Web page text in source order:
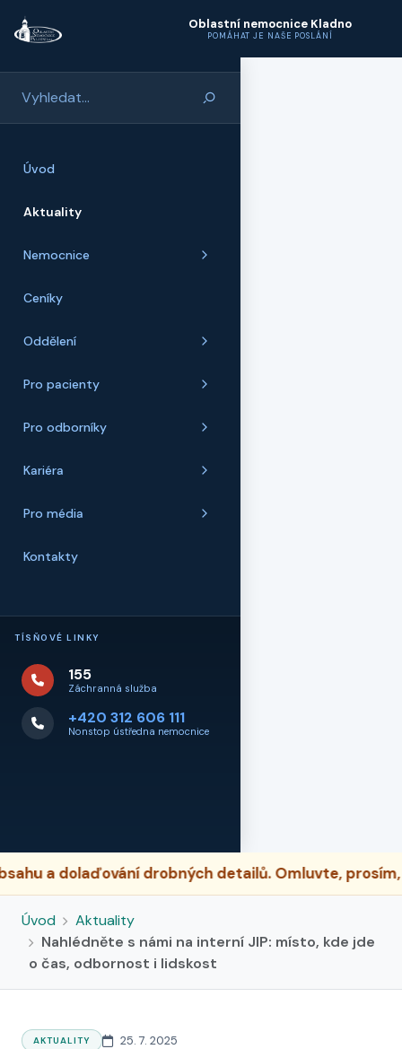
Oblastní nemocnice Kladno
POMÁHAT JE NAŠE POSLÁNÍ
Úvod
Aktuality
Nemocnice
Ceníky
Oddělení
Pro pacienty
Pro odborníky
Kariéra
Pro média
Kontakty
TÍSŇOVÉ LINKY
155
Záchranná služba
+420 312 606 111
Nonstop ústředna nemocnice
a dolaďování drobných detailů. Omluvte, prosím,
Úvod
Aktuality
Nahlédněte s námi na interní JIP: místo, kde jde
o čas, odbornost i lidskost
AKTUALITY 25. 7. 2025